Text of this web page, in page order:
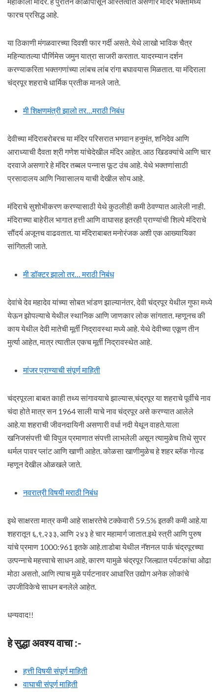
फारच प्रसिद्ध आहे.
या ठिकाणी मंगळवारच्या दिवशी फार गर्दी असते. येथे लाखो भाविक चैत्र
महिन्यातल्या पौर्णिमेस जमुन यात्रा साजरी करतात. यादरम्यान दर्शन
करण्याकरिता भक्तगणांच्या लांबच लांब रांगा बघावयास मिळतात. या मंदिराला
चंद्रपूर शहराचे धार्मिक प्रतीक मानले जाते.
मी शिक्षणमंत्री झालो तर…मराठी निबंध
देवीच्या मंदिराबरोबरच या मंदिर परिसरात भगवान हनुमंत, शनिदेव आणि
आराध्याची दैवता श्री गणेश यांचेदेखील मंदिर आहेत. आठ खिडक्यांचे आणि चार
दरवाजे असणारे हे मंदिर तब्बल पन्नास फूट उंच आहे. येथे भक्तणांसाठी
प्रसादालय आणि निवासालय याची देखील सोय आहे.
मंदिराचे सुशोभीकरण करण्यासाठी येथे कुठलीही कमी ठेवण्यात आलेली नाही.
मंदिराच्या बाहेरील भागात हत्ती आणि वाघासह इतरही प्राण्यांची शिल्पे मंदिराचे
सौंदर्य अजूनच वाढवतात. या मंदिराबाबत मनोरंजक अशी एक आख्यायिका
सांगितली जाते.
मी डॉक्टर झालो तर… मराठी निबंध
देवांचे देव महादेव यांच्या सोबत भांडण झाल्यानंतर, देवी चंद्रपूर येथील गुफा मध्ये
येऊन झोपल्याचे येथील स्थानिक आणि जाणकार लोक सांगतात. म्हणूनच की
काय येथील देवी मातेची मूर्ती निद्रावस्था मध्ये आहे. येथे देवीच्या एकूण तीन
मुर्त्या आहेत, मात्र त्यातील एकच मूर्ती निद्रावस्थेत आहे.
मांजर प्राण्याची संपूर्ण माहिती
चंद्रपूरला बाबत काही तथ्य सांगावयाचे झाल्यास,चंद्रपूर या शहराचे पूर्वीचे नाव
चंदा होते मात्र सन 1964 साली याचे नाव चंद्रपूर असे करण्यात आलेले
आहे.या शहराची जीवनदायिनी असणारी वर्धा नदी येथून वाहते.याला
खनिजसंपत्ती ची विपुल प्रमाणात संपत्ती लाभलेली असून त्यामुळेच तिथे सुपर
थर्मल पावर प्लांट आणि खाणी आहेत. कोळसा खाणीमुळेच हे शहर ब्लॅक गोल्ड
म्हणून देखील ओळखले जाते.
नवरात्री विषयी मराठी निबंध
इथे साक्षरता मात्र कमी आहे साक्षरतेचे टक्केवारी 59.5% इतकी कमी आहे.या
शहरातून ६,९,२३३, आणि २४३ हे चार महामार्ग जातात.इथे स्त्री आणि पुरुष
यांचे प्रमाण 1000:961 इतके आहे.ताडोबा येथील नॅशनल पार्क चंद्रपूरच्या
उत्पन्नाचे महत्त्वाचे साधन आहे, कारण यामुळे चंद्रपूर जिल्ह्यात पर्यटकांचा ओढा
मोठा असतो, आणि त्याच मुळे पर्यटनावर आधारित उद्योग अनेक लोकांचे
उपजीविकेचे साधन बनलेले आहेत.
धन्यवाद!!
हे सुद्धा अवश्य वाचा :-
हत्ती विषयी संपूर्ण माहिती
वाघाची संपूर्ण माहिती